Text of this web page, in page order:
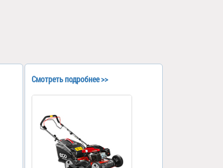
Смотреть подробнее >>